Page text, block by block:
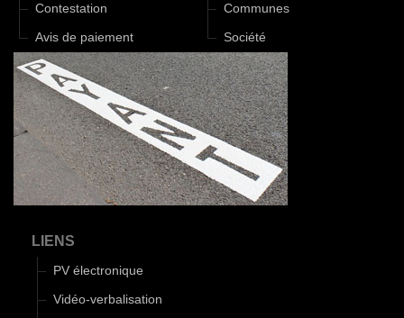
Contestation
Avis de paiement
Communes
Société
LIENS
PV électronique
Vidéo-verbalisation